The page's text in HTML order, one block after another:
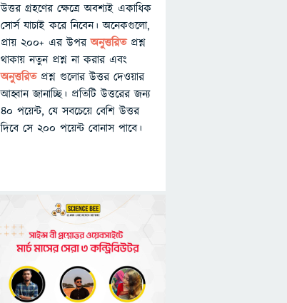
উত্তর গ্রহণের ক্ষেত্রে অবশ্যই একাধিক
সোর্স যাচাই করে নিবেন। অনেকগুলো,
প্রায় ২০০+ এর উপরঅনুত্তরিতপ্রশ্ন
থাকায় নতুন প্রশ্ন না করার এবং
অনুত্তরিত প্রশ্ন গুলোর উত্তর দেওয়ার
আহ্বান জানাচ্ছি। প্রতিটি উত্তরের জন্য
৪০ পয়েন্ট, যে সবচেয়ে বেশি উত্তর
দিবে সে ২০০ পয়েন্ট বোনাস পাবে।